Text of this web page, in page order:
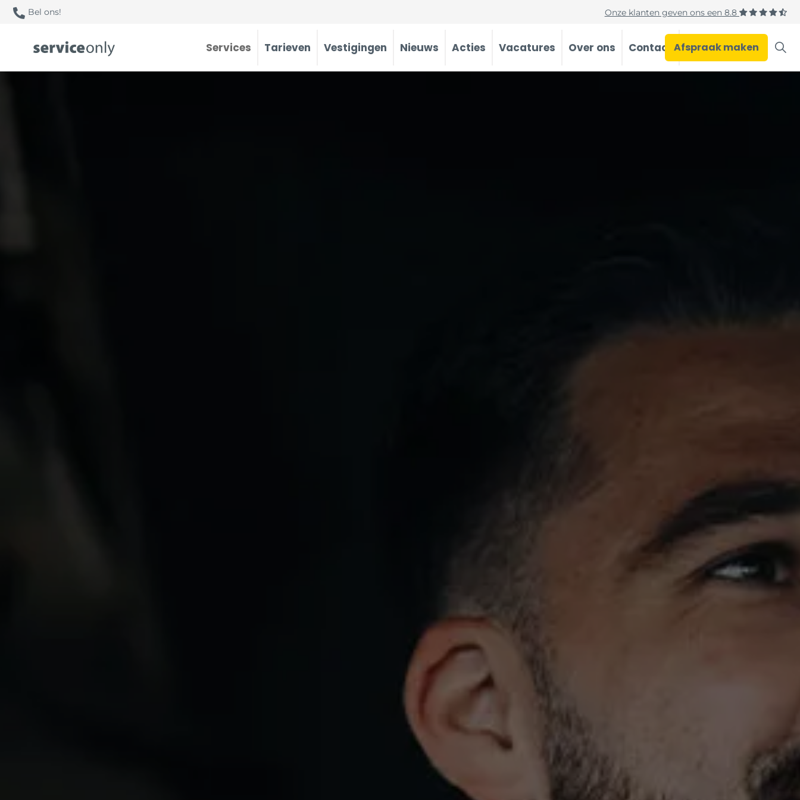
Bel ons! Onze klanten geven ons een8.8
Services Tarieven Vestigingen Nieuws Acties Vacatures Over ons Contact Occasions
Afspraak maken